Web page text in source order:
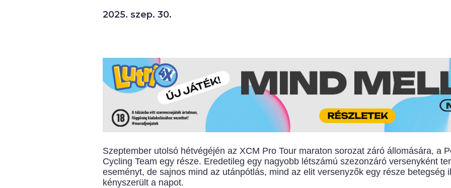
2025. szep. 30.
Szeptember utolsó hétvégéjén az XCM Pro Tour maraton sorozat záró állomására, a
Cycling Team egy része. Eredetileg egy nagyobb létszámú szezonzáró versenyként
eseményt, de sajnos mind az utánpótlás, mind az elit versenyzők egy része betegség
kényszerült a napot.